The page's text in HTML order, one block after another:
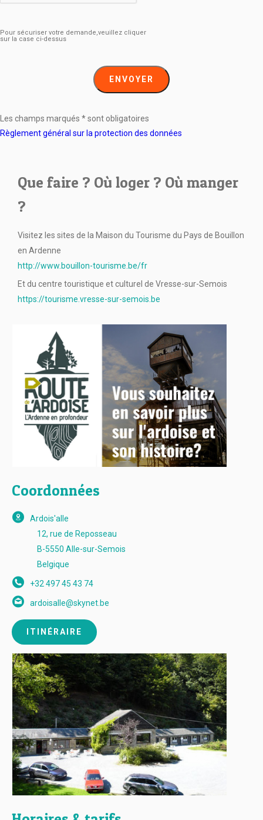
Pour sécuriser votre demande,veuillez cliquer
sur la case ci-dessus
ENVOYER
Les champs marqués * sont obligatoires
Règlement général sur la protection des données
Que faire ? Où loger ? Où manger
?
Visitez les sites de la Maison du Tourisme du Pays de Bouillon
en Ardenne
http://www.bouillon-tourisme.be/fr
Et du centre touristique et culturel de Vresse-sur-Semois
https://tourisme.vresse-sur-semois.be
Coordonnées
Ardois'alle
12, rue de Reposseau
B-5550 Alle-sur-Semois
Belgique
+32 497 45 43 74
ardoisalle@skynet.be
ITINÉRAIRE